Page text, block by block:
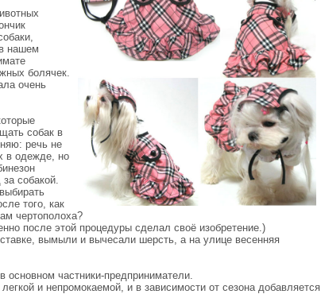
нашем
болячек.
очень
собак в
речь не
в одежде, но
собакой.
того, как
чертополоха?
после этой процедуры сделал своё изобретение.)
вымыли и вычесали шерсть, а на улице весенняя
частники-предприниматели.
и непромокаемой, и в зависимости от сезона добавляется